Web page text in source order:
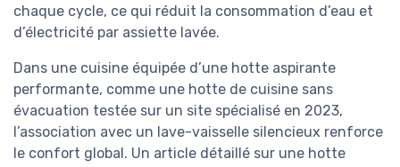
chaque cycle, ce qui réduit la consommation d’eau et
d’électricité par assiette lavée.
Dans une cuisine équipée d’une hotte aspirante
performante, comme une hotte de cuisine sans
évacuation testée sur un site spécialisé en 2023,
l’association avec un lave-vaisselle silencieux renforce
le confort global. Un article détaillé sur une hotte